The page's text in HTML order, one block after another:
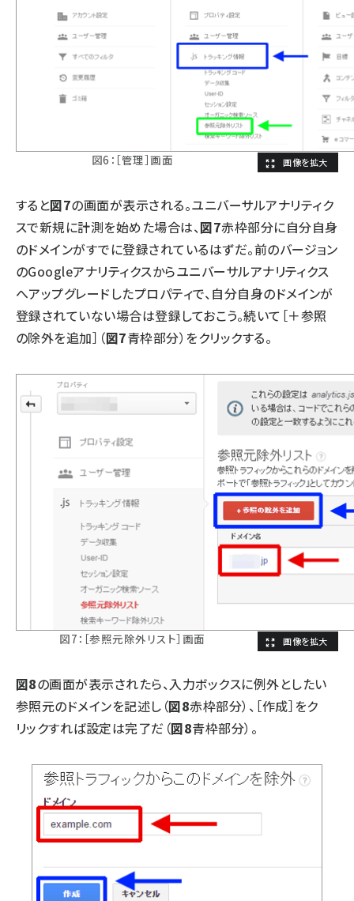
図6：［管理］画面
すると図7の画面が表示される。ユニバーサルアナリティク
スで新規に計測を始めた場合は、図7赤枠部分に自分自身
のドメインがすでに登録されているはずだ。前のバージョン
のGoogleアナリティクスからユニバーサルアナリティクス
へアップグレードしたプロパティで、自分自身のドメインが
登録されていない場合は登録しておこう。続いて［＋参照
の除外を追加］（図7青枠部分）をクリックする。
図7：［参照元除外リスト］画面
図8の画面が表示されたら、入力ボックスに例外としたい
参照元のドメインを記述し（図8赤枠部分）、［作成］をク
リックすれば設定は完了だ（図8青枠部分）。